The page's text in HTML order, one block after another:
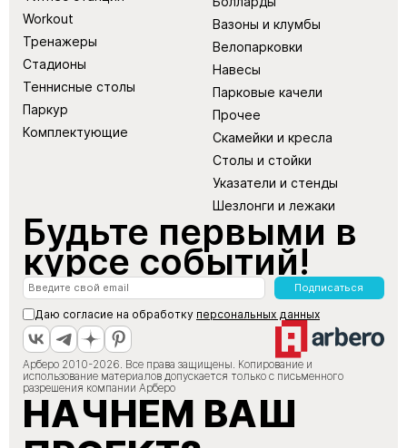
Workout
Тренажеры
Стадионы
Теннисные столы
Паркур
Комплектующие
Вазоны и клумбы
Велопарковки
Навесы
Парковые качели
Прочее
Скамейки и кресла
Столы и стойки
Указатели и стенды
Шезлонги и лежаки
Будьте первыми в
курсе событий!
Подписаться
Даю согласие на обработку персональных данных
Арберо 2010-2026. Все права защищены. Копирование и
использование материалов допускается только с письменного
разрешения компании Арберо
НАЧНЕМ ВАШ